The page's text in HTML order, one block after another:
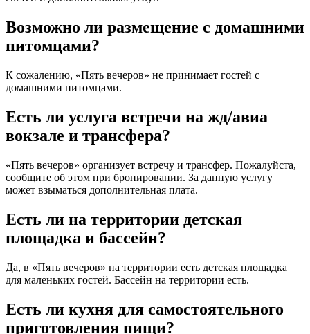
Возможно ли размещение с домашними
питомцами?
К сожалению, «Пять вечеров» не принимает гостей с
домашними питомцами.
Есть ли услуга встречи на жд/авиа
вокзале и трансфера?
«Пять вечеров» организует встречу и трансфер. Пожалуйста,
сообщите об этом при бронировании. За данную услугу
может взыматься дополнительная плата.
Есть ли на территории детская
площадка и бассейн?
Да, в «Пять вечеров» на территории есть детская площадка
для маленьких гостей. Бассейн на территории есть.
Есть ли кухня для самостоятельного
приготовления пищи?